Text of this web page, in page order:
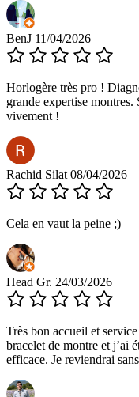
BenJ 11/04/2026
Horlogère très pro !
grande expertise
vivement !
Rachid Silat 08/04/2026
Cela en vaut la peine ;)
Head Gr. 24/03/2026
Très bon accueil et
bracelet de montre et j’ai
efficace. Je reviendrai